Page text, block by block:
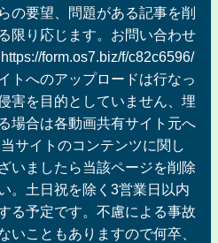
の要望、問題がある記事を削
限り応じます。お問い合わせ
form.os7.biz/f/c82c6596/
トへのアップロードは行なっ
害を目的としていません、埋
場合は各動画共有サイト元へ
サイトのコンテンツに関し
いましたら当該ページを削除
。土日祝を除く3営業日以内
る予定です。不慮による事故
いこともありますので何卒、